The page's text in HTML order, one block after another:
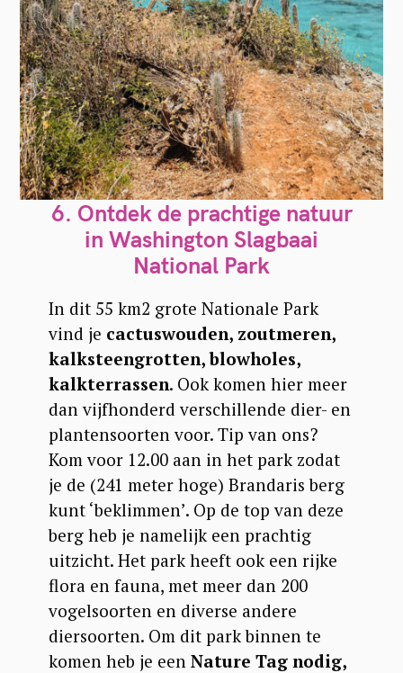
6. Ontdek de prachtige natuur
in Washington Slagbaai
National Park
In dit 55 km2 grote Nationale Park
vind je cactuswouden, zoutmeren,
kalksteengrotten, blowholes,
kalkterrassen. Ook komen hier meer
dan vijfhonderd verschillende dier- en
plantensoorten voor. Tip van ons?
Kom voor 12.00 aan in het park zodat
je de (241 meter hoge) Brandaris berg
kunt ‘beklimmen’. Op de top van deze
berg heb je namelijk een prachtig
uitzicht. Het park heeft ook een rijke
flora en fauna, met meer dan 200
vogelsoorten en diverse andere
diersoorten. Om dit park binnen te
komen heb je eenNature Tag nodig,